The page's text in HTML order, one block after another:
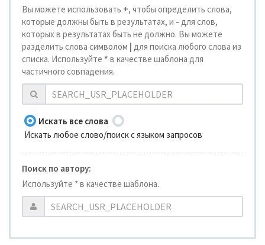
Вы можете использовать +, чтобы определить слова,
которые должны быть в результатах, и - для слов,
которых в результатах быть не должно. Вы можете
разделить слова символом | для поиска любого слова из
списка. Используйте * в качестве шаблона для
частичного совпадения.
Искать все слова
Искать любое слово/поиск с языком запросов
Поиск по автору:
Используйте * в качестве шаблона.